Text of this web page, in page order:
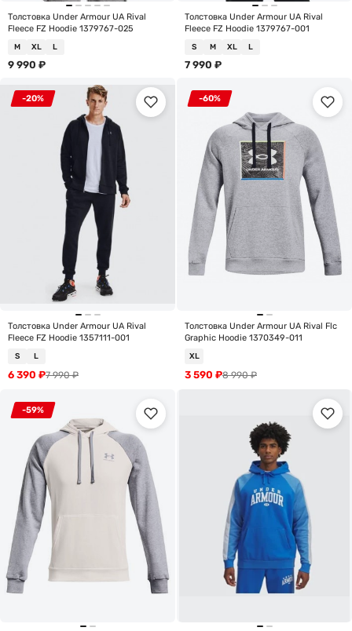
Толстовка Under Armour UA Rival
Fleece FZ Hoodie 1379767-025
M XL L
9 990 ₽
Толстовка Under Armour UA Rival
Fleece FZ Hoodie 1379767-001
S M XL L
7 990 ₽
-20%
Толстовка Under Armour UA Rival
Fleece FZ Hoodie 1357111-001
S L
7 990₽
6 390 ₽
-60%
Толстовка Under Armour UA Rival Flc
Graphic Hoodie 1370349-011
XL
8 990₽
3 590 ₽
-59%